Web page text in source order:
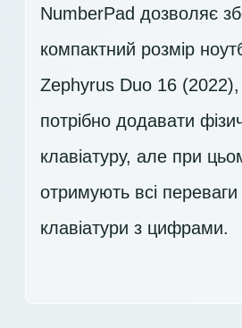
NumberPad дозволяє
компактний розмір
Zephyrus Duo 16 (2022),
потрібно додавати
клавіатуру, але при
отримують всі переваги
клавіатури з цифрами.